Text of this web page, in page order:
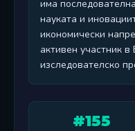
има
науката и
икономически
активен участник в
изследователско
#155